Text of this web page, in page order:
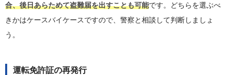
合、後日あらためて盗難届を出すことも可能です。どちらを選ぶべ
きかはケースバイケースですので、警察と相談して判断しましょ
う。
運転免許証の再発行